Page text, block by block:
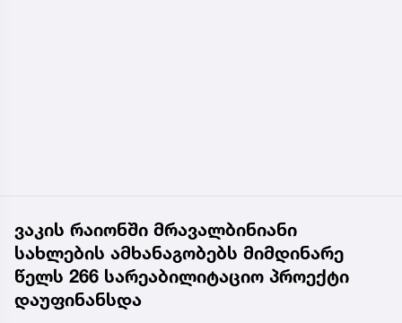
ვაკის რაიონში მრავალბინიანი
სახლების ამხანაგობებს მიმდინარე
წელს 266 სარეაბილიტაციო პროექტი
დაუფინანსდა